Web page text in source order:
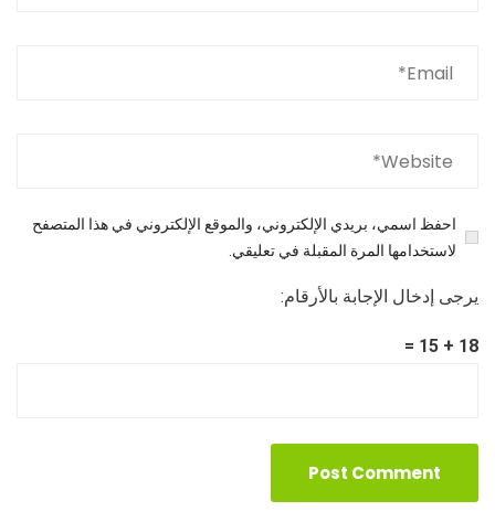
احفظ اسمي، بريدي الإلكتروني، والموقع الإلكتروني في هذا المتصفح
لاستخدامها المرة المقبلة في تعليقي.
يرجى إدخال الإجابة بالأرقام:
18 + 15 =